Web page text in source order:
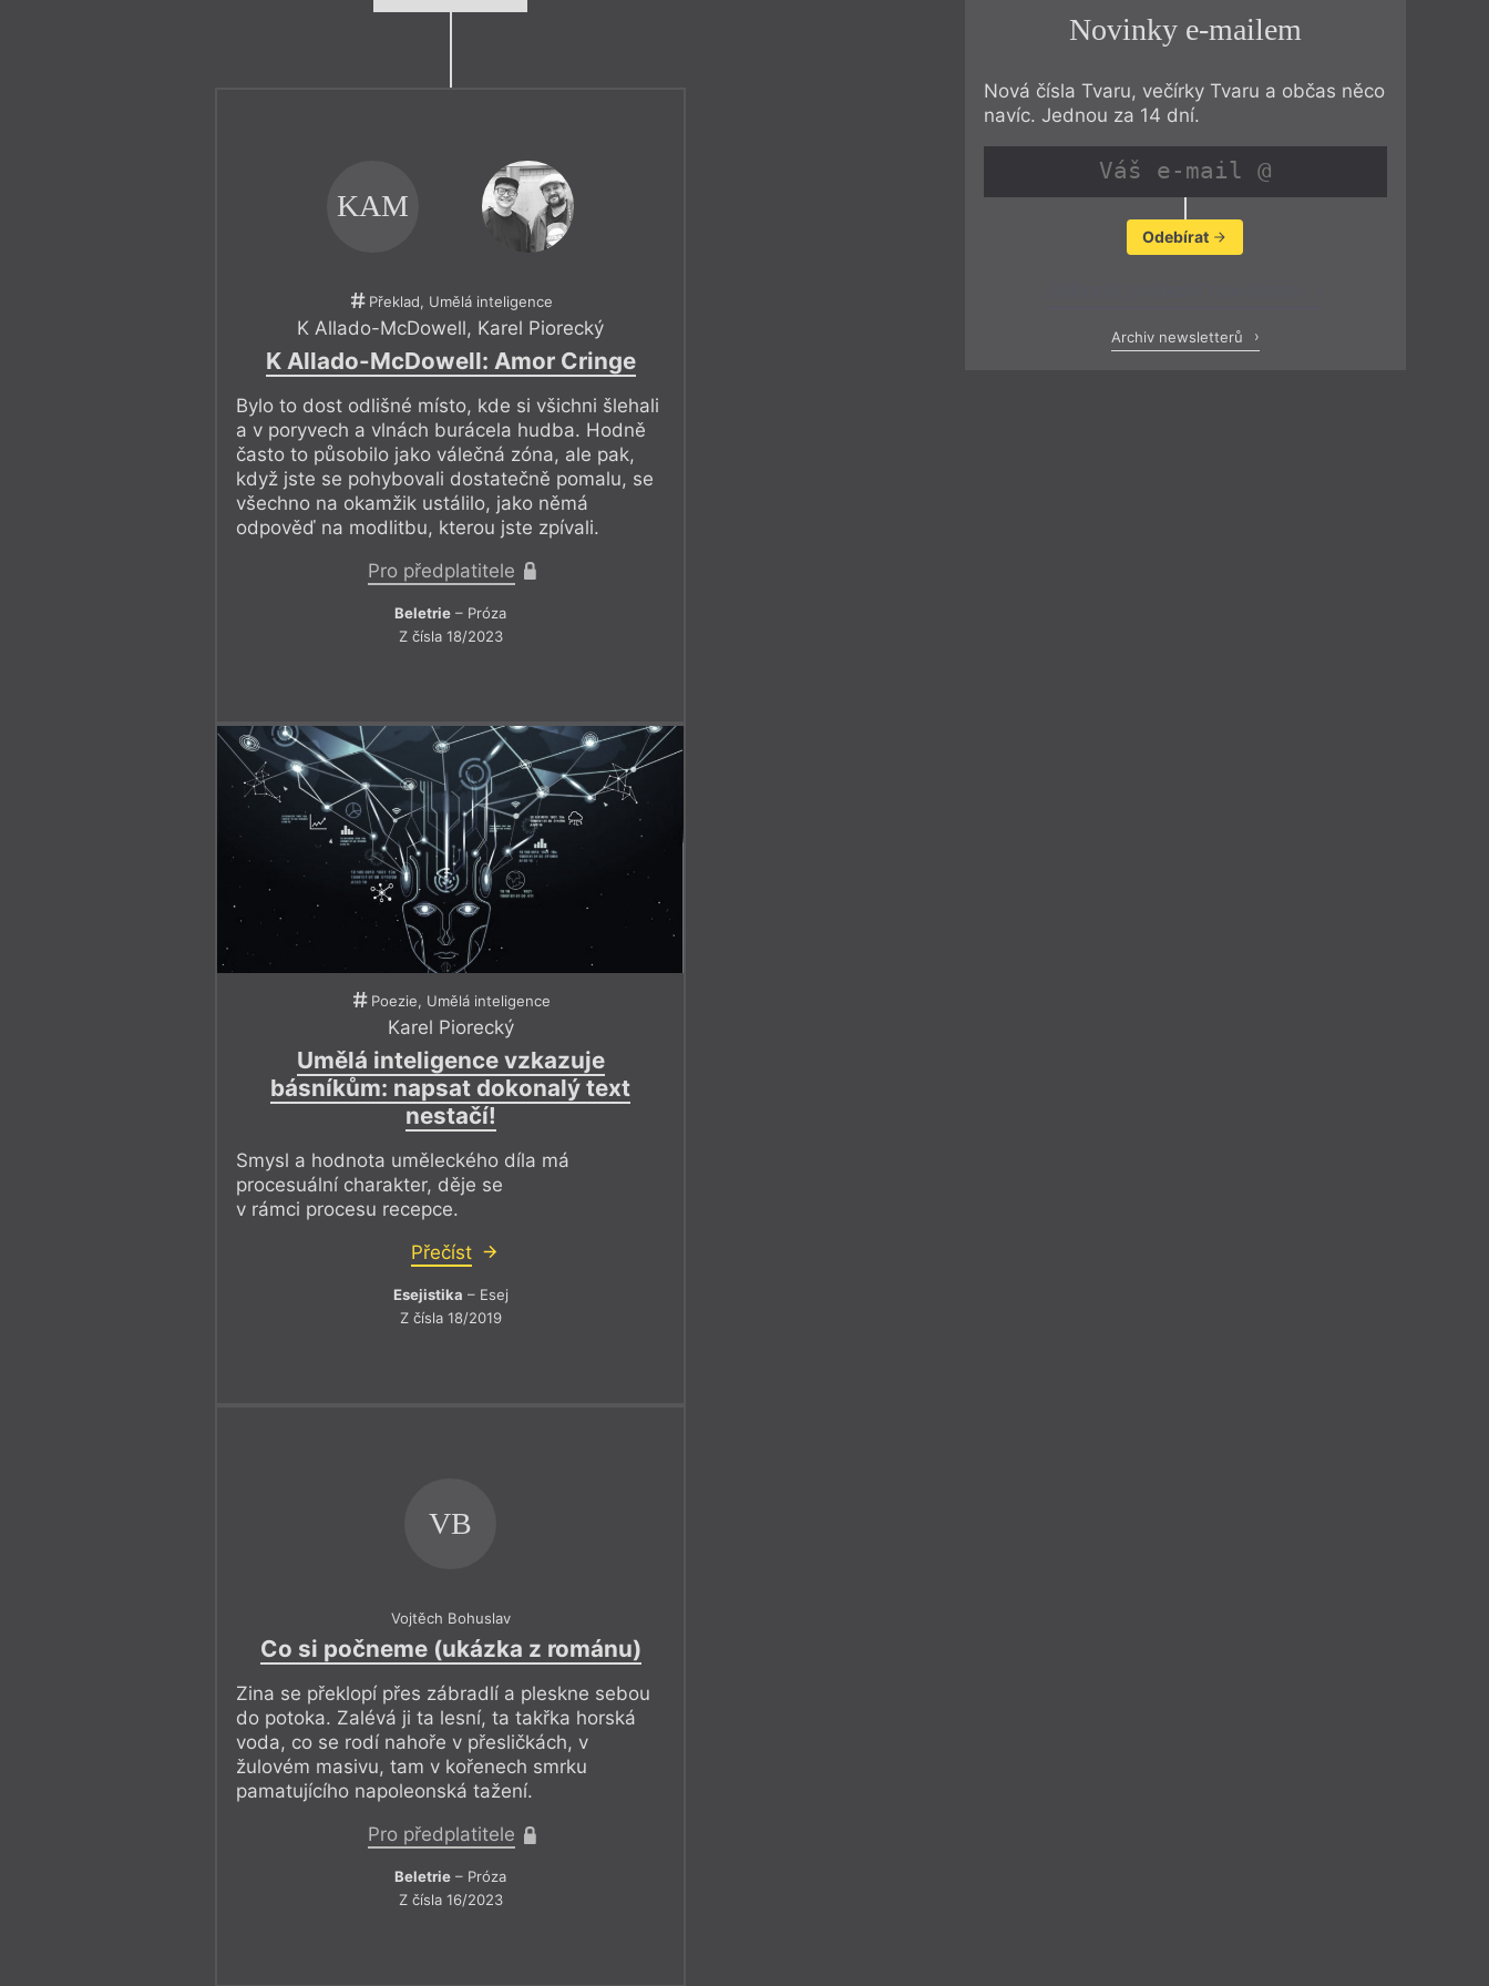
KAM
Překlad, Umělá inteligence
K Allado-McDowell, Karel Piorecký
K Allado-McDowell: Amor Cringe
Bylo to dost odlišné místo, kde si všichni šlehali
a v poryvech a vlnách burácela hudba. Hodně
často to působilo jako válečná zóna, ale pak,
když jste se pohybovali dostatečně pomalu, se
všechno na okamžik ustálilo, jako němá
odpověď na modlitbu, kterou jste zpívali.
Pro předplatitele
Beletrie – Próza
Z čísla 18/2023
Poezie, Umělá inteligence
Karel Piorecký
Umělá inteligence vzkazuje
básníkům: napsat dokonalý text
nestačí!
Smysl a hodnota uměleckého díla má
procesuální charakter, děje se
v rámci procesu recepce.
Přečíst
Esejistika – Esej
Z čísla 18/2019
VB
Vojtěch Bohuslav
Co si počneme (ukázka z románu)
Zina se překlopí přes zábradlí a pleskne sebou
do potoka. Zalévá ji ta lesní, ta takřka horská
voda, co se rodí nahoře v přesličkách, v
žulovém masivu, tam v kořenech smrku
pamatujícího napoleonská tažení.
Pro předplatitele
Beletrie – Próza
Z čísla 16/2023
Novinky e-mailem
Nová čísla Tvaru, večírky Tvaru a občas něco
navíc. Jednou za 14 dní.
Odebírat
Archiv newsletterů